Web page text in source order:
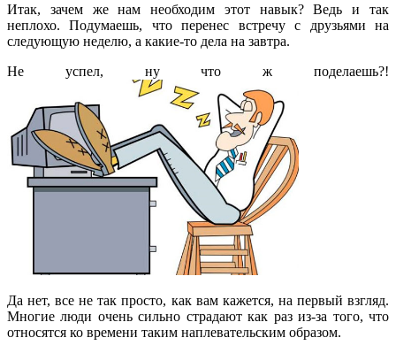
Итак, зачем же нам необходим этот навык? Ведь и так
неплохо. Подумаешь, что перенес встречу с друзьями на
следующую неделю, а какие-то дела на завтра.
Не успел, ну что ж поделаешь?!
Да нет, все не так просто, как вам кажется, на первый взгляд.
Многие люди очень сильно страдают как раз из-за того, что
относятся ко времени таким наплевательским образом.